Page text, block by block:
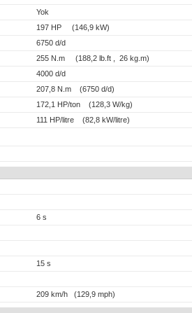
Yok
197 HP (146,9 kW)
6750 d/d
255 N.m (188,2 lb.ft , 26 kg.m)
4000 d/d
207,8 N.m (6750 d/d)
172,1 HP/ton (128,3 W/kg)
111 HP/litre (82,8 kW/litre)
6 s
15 s
209 km/h (129,9 mph)